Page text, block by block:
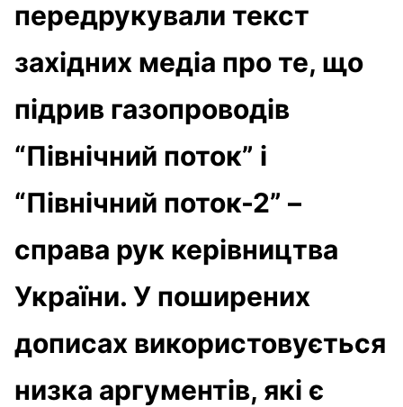
передрукували текст
західних медіа про те, що
підрив газопроводів
“Північний поток” і
“Північний поток-2” –
справа рук керівництва
України. У поширених
дописах використовується
низка аргументів, які є